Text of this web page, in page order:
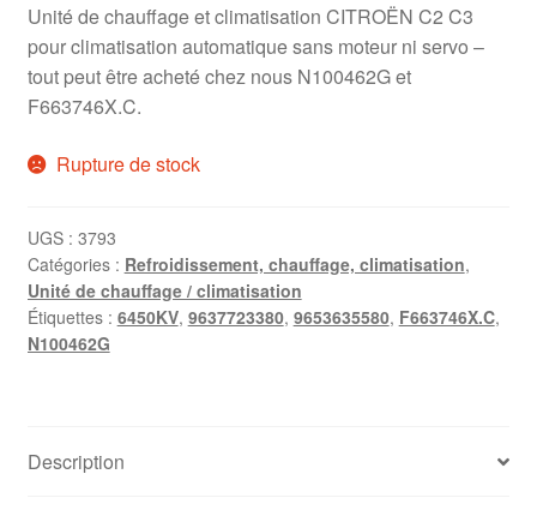
Unité de chauffage et climatisation CITROËN C2 C3
pour climatisation automatique sans moteur ni servo –
tout peut être acheté chez nous N100462G et
F663746X.C.
Rupture de stock
UGS : 3793
Catégories : Refroidissement, chauffage, climatisation,
Unité de chauffage / climatisation
Étiquettes : 6450KV, 9637723380, 9653635580, F663746X.C,
N100462G
Description